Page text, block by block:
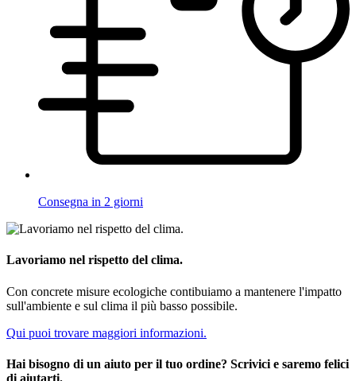
Consegna in 2 giorni
Lavoriamo nel rispetto del clima.
Con concrete misure ecologiche contibuiamo a mantenere l'impatto
sull'ambiente e sul clima il più basso possibile.
Qui puoi trovare maggiori informazioni.
Hai bisogno di un aiuto per il tuo ordine? Scrivici e saremo felici
di aiutarti.